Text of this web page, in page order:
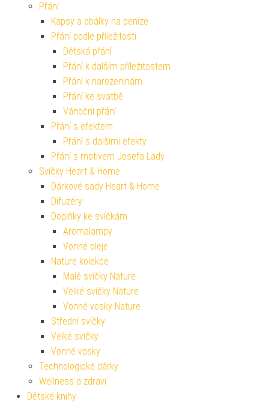
Přání
Kapsy a obálky na peníze
Přání podle příležitosti
Dětská přání
Přání k dalším příležitostem
Přání k narozeninám
Přání ke svatbě
Vánoční přání
Přání s efektem
Přání s dalšími efekty
Přání s motivem Josefa Lady
Svíčky Heart & Home
Dárkové sady Heart & Home
Difuzéry
Doplňky ke svíčkám
Aromalampy
Vonné oleje
Nature kolekce
Malé svíčky Nature
Velké svíčky Nature
Vonné vosky Nature
Střední svíčky
Velké svíčky
Vonné vosky
Technologické dárky
Wellness a zdraví
Dětské knihy